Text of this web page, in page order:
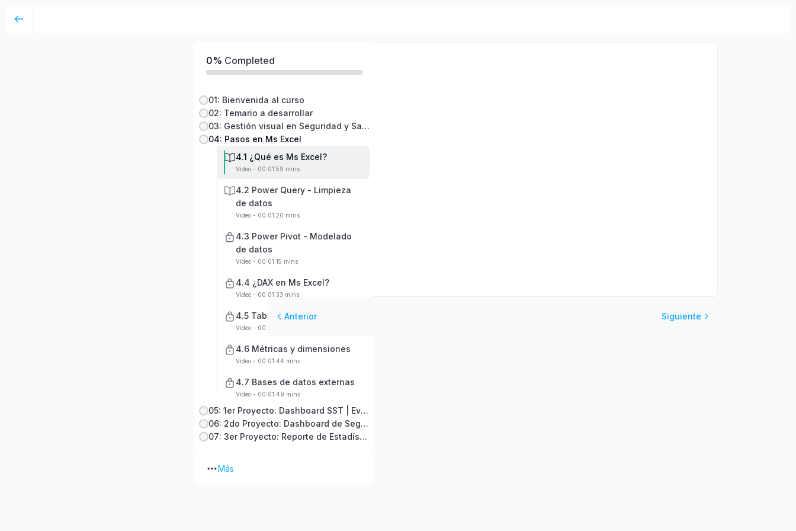
0% Completed
01: Bienvenida al curso
02: Temario a desarrollar
03: Gestión visual en Seguridad y Salud en el Trabajo
04: Pasos en Ms Excel
4.1 ¿Qué es Ms Excel?
Video - 00:01:59 mins
4.2 Power Query - Limpieza
de datos
Video - 00:01:20 mins
4.3 Power Pivot - Modelado
de datos
Video - 00:01:15 mins
4.4 ¿DAX en Ms Excel?
Video - 00:01:33 mins
4.5 Tablas y tablas dinámicas
Video - 00:01:37 mins
4.6 Métricas y dimensiones
Video - 00:01:44 mins
4.7 Bases de datos externas
Video - 00:01:49 mins
05: 1er Proyecto: Dashboard SST | Eventos No Deseados 2026
06: 2do Proyecto: Dashboard de Seguridad y Salud en el Trabajo 2026
07: 3er Proyecto: Reporte de Estadística de accidentes de trabajo | MTPE
Más
Anterior Siguiente